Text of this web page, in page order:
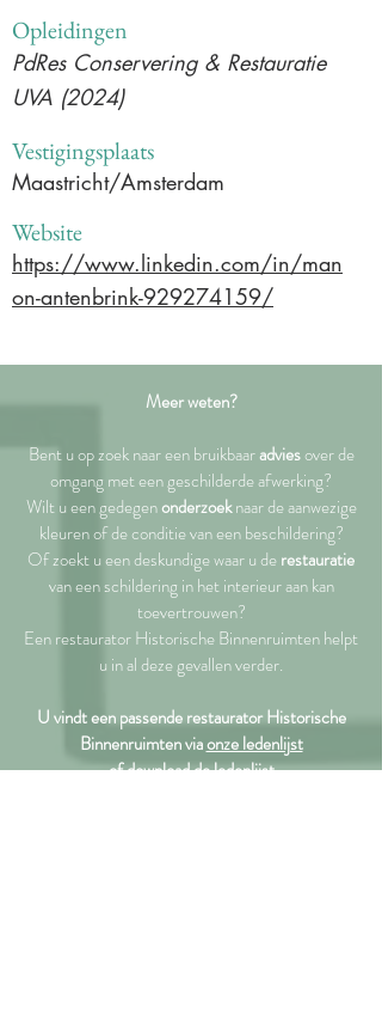
Opleidingen
PdRes Conservering & Restauratie
UVA (2024)
Vestigingsplaats
Maastricht/Amsterdam
Website
https://www.linkedin.com/in/man
on-antenbrink-929274159/
Meer weten?
Bent u op zoek naar een bruikbaaradviesover de
omgang met een geschilderde afwerking?
Wilt u een gedegenonderzoeknaar de aanwezige
kleuren of de conditie van een beschildering?
Of zoekt u een deskundige waar u derestauratie
van een schildering in het interieur aan kan
toevertrouwen?
Een restaurator Historische Binnenruimten helpt
u in al deze gevallen verder.
U vindt een passende restaurator Historische
Binnenruimten viaonze ledenlijst
ofdownload de ledenlijst